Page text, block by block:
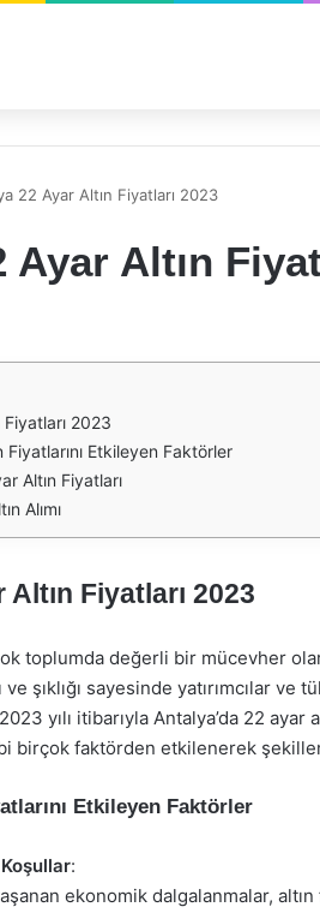
22 Ayar Altın Fiyatları 2023
Altın
2023
Fiyatlarını Etkileyen Faktörler
Altın Fiyatları
Alımı
Fiyatları 2023
toplumda değerli bir mücevher
ve şıklığı sayesinde yatırımcılar
yılı itibarıyla Antalya’da 22
birçok faktörden etkilenerek
Etkileyen Faktörler
:
ekonomik dalgalanmalar,